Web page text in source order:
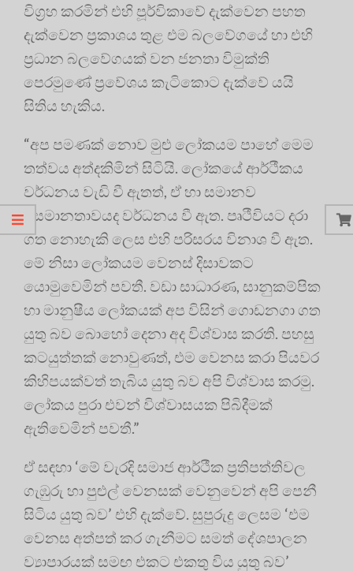
විග්‍රහ කරමින් එහි පූර්විකාවේ දැක්වෙන පහත
දැක්වෙන ප්‍රකාශය තුළ එම බලවේගයේ හා එහි
ප්‍රධාන බලවේගයක් වන ජනතා විමුක්ති
පෙරමුණේ ප්‍රවේශය කැටිකොට දැක්වේ යයි
සිතිය හැකිය.
“අප පමණක් නොව මුළු ලෝකයම පාහේ මෙම
තත්වය අත්දකිමින් සිටියි. ලෝකයේ ආර්ථීකය
වර්ධනය වැඩි වී ඇතත්, ඒ හා සමානව
අසමානතාවයද වර්ධනය වී ඇත. පෘථීවියට දරා
ගත නොහැකි ලෙස එහි පරිසරය විනාශ වී ඇත.
මේ නිසා ලෝකයම වෙනස් දිසාවකට
යොමුවෙමින් පවතී. වඩා සාධාරණ, සානුකම්පික
හා මානුෂීය ලෝකයක් අප විසින් ගොඩනගා ගත
යුතු බව බොහෝ දෙනා අද විශ්වාස කරති. පහසු
කටයුත්තක් නොවුණත්, එම වෙනස කරා පියවර
කිහිපයක්වත් තැබිය යුතු බව අපි විශ්වාස කරමු.
ලෝකය පුරා එවන් විශ්වාසයක පිබිදීමක්
ඇතිවෙමින් පවතී.”
ඒ සඳහා ‘මේ වැරදි සමාජ ආර්ථීක ප්‍රතිපත්තිවල
ගැඹුරු හා පුළුල් වෙනසක් වෙනුවෙන් අපි පෙනී
සිටිය යුතු බව’ එහි දැක්වේ. සුපුරුදු ලෙසම ‘එම
වෙනස අත්පත් කර ගැනීමට සමත් දේශපාලන
ව්‍යාපාරයක් සමඟ එකට එකතු විය යුතු බව’